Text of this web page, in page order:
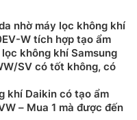
nhờ máy lọc không khí
W tích hợp tạo ẩm
không khí Samsung
SV có tốt không, có
khí Daikin có tạo ẩm
– Mua 1 mà được đến